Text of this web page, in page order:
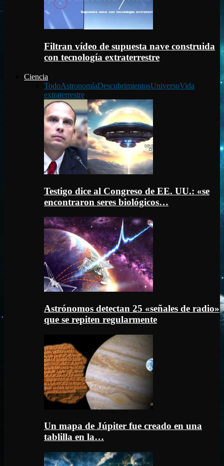
Filtran vídeo de supuesta nave construida
con tecnología extraterrestre
Ciencia
TodoAstronomíaDescubrimientosUniversoVida
extraterrestre
Testigo dice al Congreso de EE. UU.: «se
encontraron seres biológicos…
Astrónomos detectan 25 «señales de radio»
que se repiten regularmente
Un mapa de Júpiter fue creado en una
tablilla en la…